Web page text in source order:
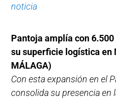
noticia
Pantoja amplía con
su superficie logística en
MÁLAGA)
Con esta expansión en el
consolida su presencia en